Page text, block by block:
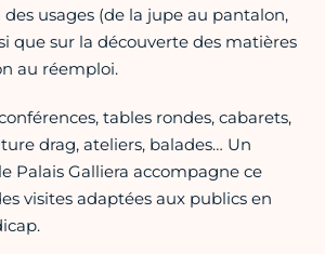
des usages (de la jupe au pantalon,
que sur la découverte des matières
au réemploi.
tables rondes, cabarets,
drag, ateliers, balades… Un
Palais Galliera accompagne ce
visites adaptées aux publics en